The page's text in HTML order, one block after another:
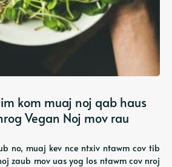
kom muaj noj qab haus
Vegan Noj mov rau
no, muaj kev nce ntxiv ntawm cov tib
zaub mov uas yog los ntawm cov nroj